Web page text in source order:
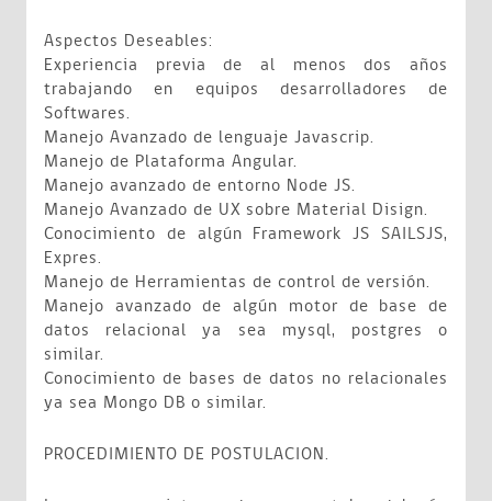
Aspectos Deseables:
Experiencia previa de al menos dos años
trabajando en equipos desarrolladores de
Softwares.
Manejo Avanzado de lenguaje Javascrip.
Manejo de Plataforma Angular.
Manejo avanzado de entorno Node JS.
Manejo Avanzado de UX sobre Material Disign.
Conocimiento de algún Framework JS SAILSJS,
Expres.
Manejo de Herramientas de control de versión.
Manejo avanzado de algún motor de base de
datos relacional ya sea mysql, postgres o
similar.
Conocimiento de bases de datos no relacionales
ya sea Mongo DB o similar.
PROCEDIMIENTO DE POSTULACION.